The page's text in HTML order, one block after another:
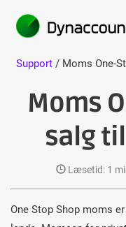
Support/ Moms One-
Moms
salg
Læsetid: 1
One Stop Shop moms